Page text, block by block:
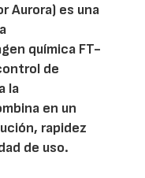
Aurora) es una
química FT-
de
la
en un
rapidez
de uso.